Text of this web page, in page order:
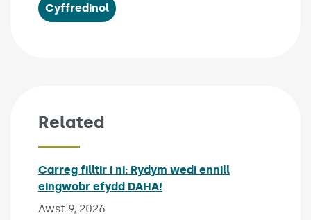
Cyffredinol
Related
Carreg filltir i ni: Rydym wedi ennill
eingwobr efydd DAHA!
Awst 9, 2026